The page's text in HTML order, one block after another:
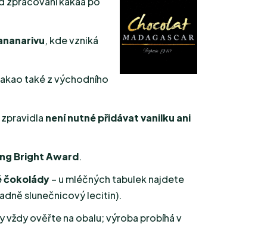
, kde vzniká
také z východního
není nutné přidávat vanilku ani
Bright Award.
čokolády– u mléčných tabulek najdete
slunečnicový lecitin).
vždy ověřte na obalu; výroba probíhá v